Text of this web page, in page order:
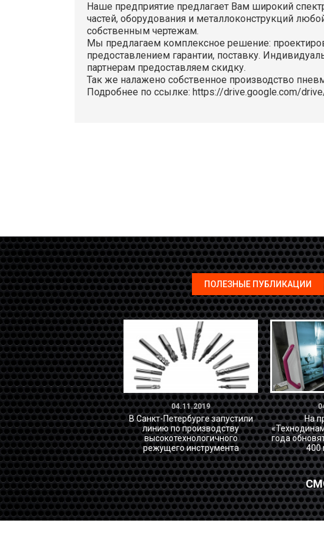
Наше предприятие предлагает Вам широкий
частей, оборудования и металлоконструкций
собственным чертежам.
Мы предлагаем комплексное решение:
предоставлением гарантии, поставку.
партнерам предоставляем скидку.
Так же налажено собственное производство
Подробнее по ссылке: https://drive.google.com/
ПОЛЕЗНЫЕ ПУБЛИКАЦИИ
04.11.2019
В Санкт-Петербурге запустили
линию по производству
высокотехнологичного
режущего инструмента
На
года
400